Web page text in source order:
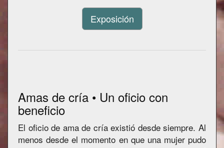
Exposición
Amas de cría • Un oficio con
beneficio
El oficio de ama de cría existió desde siempre. Al
menos desde el momento en que una mujer pudo